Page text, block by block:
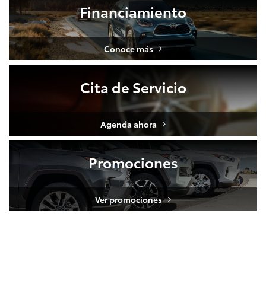
YARIS SEDÁN
YARIS SEDÁN HYBRID
RAIZE
AVANZA
SUPRA
Financiamiento
Conoce más
Cita de Servicio
Agenda ahora
Promociones
Ver promociones